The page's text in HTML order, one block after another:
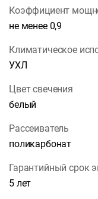
Коэффициент
не менее 0,9
Климатическое
УХЛ
Цвет свечения
белый
Рассеиватель
поликарбонат
Гарантийный срок
5 лет